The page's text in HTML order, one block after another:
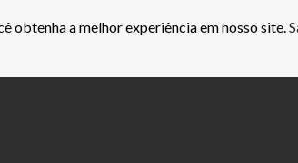
obtenha a melhor experiência em nosso site.